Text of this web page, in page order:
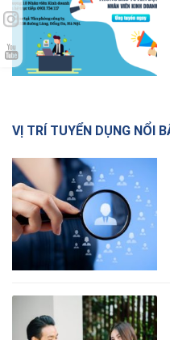
VỊ TRÍ TUYỂN DỤNG NỔI